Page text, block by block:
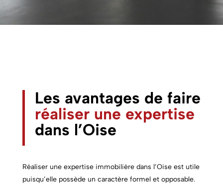
Les avantages de faire
réaliser une expertise
dans l’Oise
Réaliser une expertise immobilière dans l’Oise est utile
puisqu’elle possède un caractère formel et opposable.